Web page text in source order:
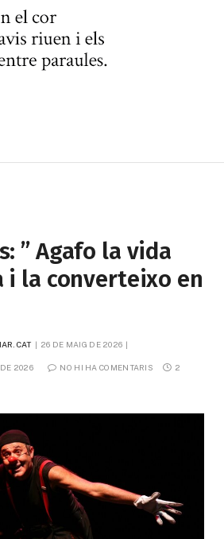
” Agafo la vida
la converteixo en
26 DE MAIG DE 2026
2026 NO HI HA COMENTARIS
2